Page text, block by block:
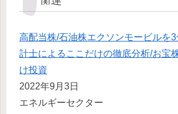
高配当株/石油株エクソンモービルを
計士によるここだけの徹底分析/お宝
け投資
2022年9月3日
エネルギーセクター